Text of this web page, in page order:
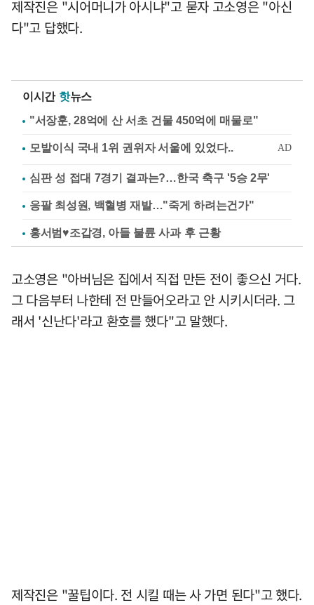
제작진은 "시어머니가 아시냐"고 묻자 고소영은 "아신
다"고 답했다.
이시간 핫뉴스
"서장훈, 28억에 산 서초 건물 450억에 매물로"
심판 성 접대 7경기 결과는?…한국 축구 '5승 2무'
응팔 최성원, 백혈병 재발…"죽게 하려는건가"
홍서범♥조갑경, 아들 불륜 사과 후 근황
고소영은 "아버님은 집에서 직접 만든 전이 좋으신 거다.
그 다음부터 나한테 전 만들어오라고 안 시키시더라. 그
래서 '신난다'라고 환호를 했다"고 말했다.
제작진은 "꿀팁이다. 전 시킬 때는 사 가면 된다"고 했다.